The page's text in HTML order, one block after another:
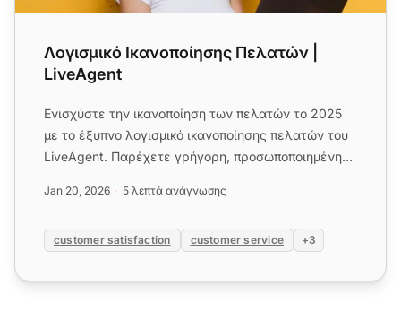
Λογισμικό Ικανοποίησης Πελατών |
LiveAgent
Ενισχύστε την ικανοποίηση των πελατών το 2025
με το έξυπνο λογισμικό ικανοποίησης πελατών του
LiveAgent. Παρέχετε γρήγορη, προσωποποιημένη
Jan 20, 2026 5 λεπτά ανάγνωσης
customer satisfaction customer service +3